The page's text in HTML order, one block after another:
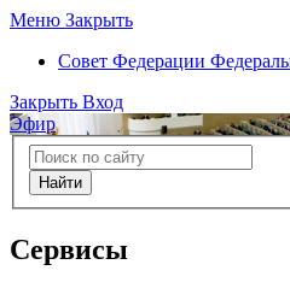
Меню Закрыть
Совет Федерации
Закрыть Вход
Эфир
Найти
Сервисы